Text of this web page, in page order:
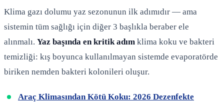
Klima gazı dolumu yaz sezonunun ilk adımıdır — ama
sistemin tüm sağlığı için diğer 3 başlıkla beraber ele
alınmalı. Yaz başında en kritik adım klima koku ve bakteri
temizliği: kış boyunca kullanılmayan sistemde evaporatörde
biriken nemden bakteri kolonileri oluşur.
Araç Klimasından Kötü Koku: 2026 Dezenfekte